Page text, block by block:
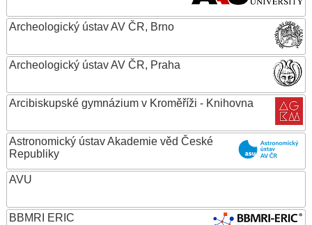
Archeologický ústav AV ČR, Brno
Archeologický ústav AV ČR, Praha
Arcibiskupské gymnázium v Kroměříži - Knihovna
Astronomický ústav Akademie věd České
Republiky
AVU
BBMRI ERIC